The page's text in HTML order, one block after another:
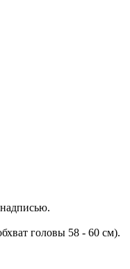
головы 58 - 60 см).